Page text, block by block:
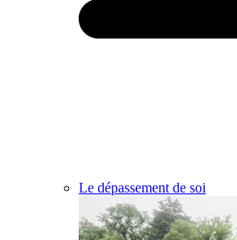
Le dépassement de soi